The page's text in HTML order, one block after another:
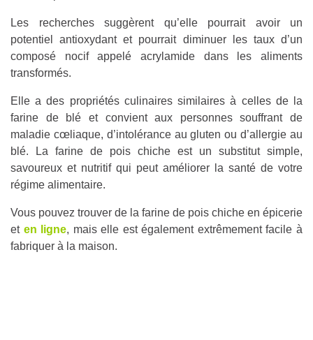
Les recherches suggèrent qu’elle pourrait avoir un
potentiel antioxydant et pourrait diminuer les taux d’un
composé nocif appelé acrylamide dans les aliments
transformés.
Elle a des propriétés culinaires similaires à celles de la
farine de blé et convient aux personnes souffrant de
maladie cœliaque, d’intolérance au gluten ou d’allergie au
blé. La farine de pois chiche est un substitut simple,
savoureux et nutritif qui peut améliorer la santé de votre
régime alimentaire.
Vous pouvez trouver de la farine de pois chiche en épicerie
et en ligne, mais elle est également extrêmement facile à
fabriquer à la maison.